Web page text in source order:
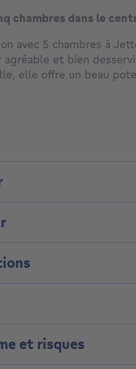
chambres dans le
avec 5 chambres à
agréable et bien
elle offre un beau
avec salle à manger,
ce bien.
et risques